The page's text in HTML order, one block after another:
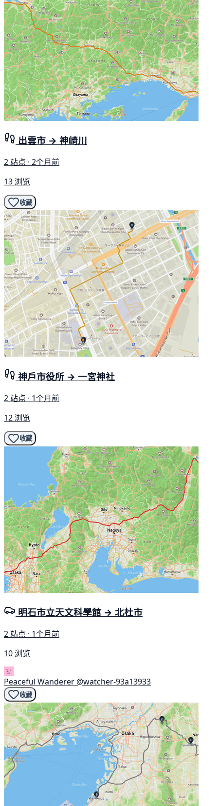
出雲市 → 神崎川
2 站点 · 2个月前
13 浏览
收藏
神戶市役所 → 一宮神社
2 站点 · 1个月前
12 浏览
收藏
明石市立天文科學館 → 北杜市
2 站点 · 1个月前
10 浏览
Peaceful Wanderer @watcher-93a13933
收藏